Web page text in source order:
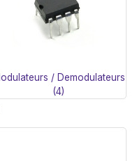
/ Demodulateurs
(4)